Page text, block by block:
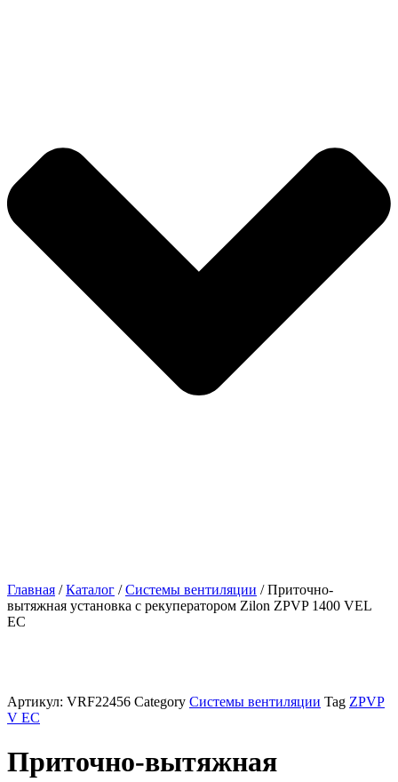
Главная /Каталог /Системы вентиляции / Приточно-
вытяжная установка с рекуператором Zilon ZPVP 1400 VEL
EC
Артикул: VRF22456 Category Системы вентиляции Tag ZPVP
V EC
Приточно-вытяжная